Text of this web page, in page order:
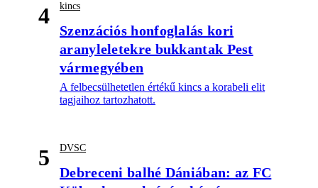
4 kincs
Szenzációs honfoglalás kori
aranyleletekre bukkantak Pest
vármegyében
A felbecsülhetetlen értékű kincs a korabeli elit
tagjaihoz tartozhatott.
5 DVSC
Debreceni balhé Dániában: az FC